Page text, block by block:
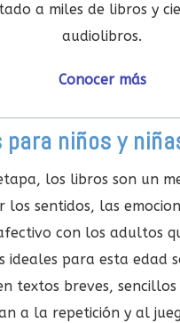
a miles de libros y
audiolibros.
Conocer más
para niños y
los libros son un
los sentidos, las
con los adultos
ideales para esta edad
textos breves, sencillos
a la repetición y al